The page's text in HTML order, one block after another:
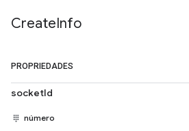
CreateInfo
PROPRIEDADES
socketId
número